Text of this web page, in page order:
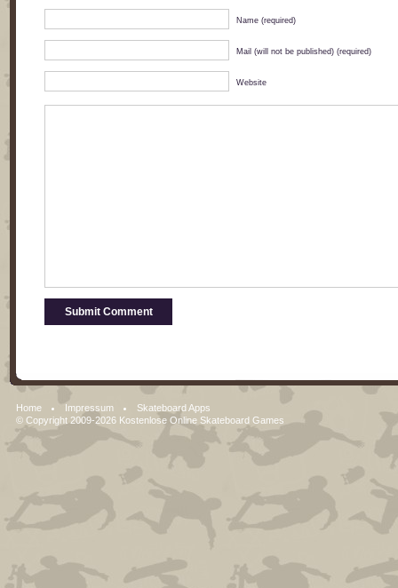
Name (required)
Mail (will not be published) (required)
Website
Home Impressum
Skateboard Apps
© Copyright 2009-2026 Kostenlose Online Skateboard Games